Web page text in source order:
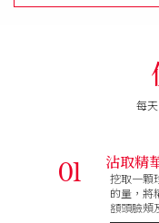
每
01 沾取精
挖取一顆
的量， 將
額頭臉頰